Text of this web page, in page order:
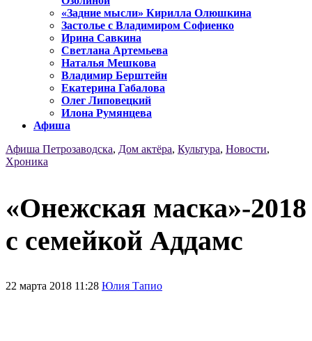
«Задние мысли» Кирилла Олюшкина
Застолье с Владимиром Софиенко
Ирина Савкина
Светлана Артемьева
Наталья Мешкова
Владимир Берштейн
Екатерина Габалова
Олег Липовецкий
Илона Румянцева
Афиша
Афиша Петрозаводска, Дом актёра, Культура, Новости,
Хроника
«Онежская маска»-2018
с семейкой Аддамс
22 марта 2018 11:28 Юлия Тапио